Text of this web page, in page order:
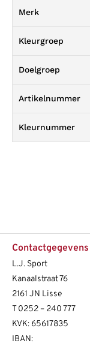
Merk
Kleurgroep
Doelgroep
Artikelnummer
Kleurnummer
Contactgegevens
L.J. Sport
Kanaalstraat 76
2161 JN Lisse
T 0252 – 240 777
KVK: 65617835
IBAN: